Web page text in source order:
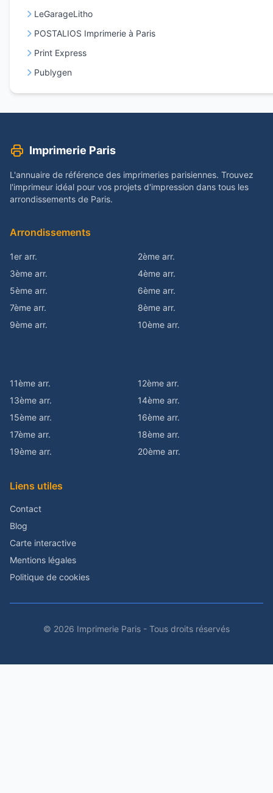
LeGarageLitho
POSTALIOS Imprimerie à Paris
Print Express
Publygen
Imprimerie Paris
L'annuaire de référence des imprimeries parisiennes. Trouvez
l'imprimeur idéal pour vos projets d'impression dans tous les
arrondissements de Paris.
Arrondissements
1er arr.
2ème arr.
3ème arr.
4ème arr.
5ème arr.
6ème arr.
7ème arr.
8ème arr.
9ème arr.
10ème arr.
11ème arr.
12ème arr.
13ème arr.
14ème arr.
15ème arr.
16ème arr.
17ème arr.
18ème arr.
19ème arr.
20ème arr.
Liens utiles
Contact
Blog
Carte interactive
Mentions légales
Politique de cookies
© 2026 Imprimerie Paris - Tous droits réservés